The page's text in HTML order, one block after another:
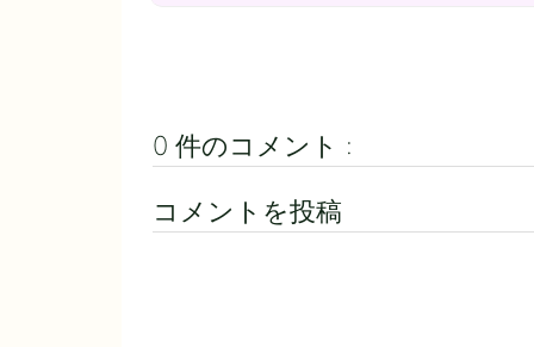
0 件のコメント :
コメントを投稿